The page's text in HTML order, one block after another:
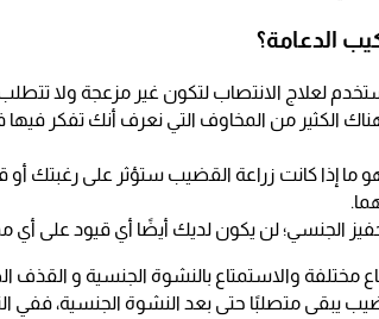
الدعامة؟
لعلاج الانتصاب لتكون غير مزعجة ولا
الكثير من المخاوف التي نعرف أنك تفكر
ما إذا كانت زراعة القضيب ستؤثر على رغبتك
الجنسي؛ لن يكون لديك أيضًا أي قيود على
مختلفة والاستمتاع بالنشوة الجنسية و
يبقى متصلبًا حتى بعد النشوة الجنسية، ففي